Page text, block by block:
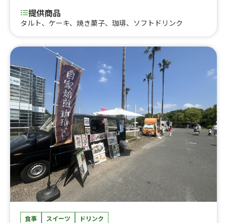
提供商品
タルト、ケーキ、焼き菓子、珈琲、ソフトドリンク
食事 スイーツ ドリンク